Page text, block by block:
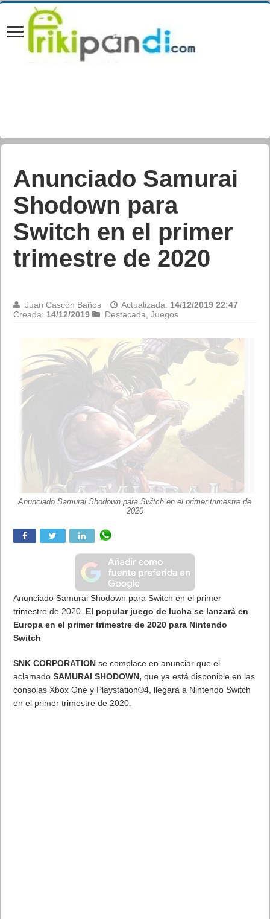
Anunciado Samurai
Shodown para
Switch en el primer
trimestre de 2020
Juan Cascón Baños Actualizada: 14/12/2019 22:47
Creada: 14/12/2019 Destacada ,Juegos
Anunciado Samurai Shodown para Switch en el primer trimestre de
2020
Anunciado Samurai Shodown para Switch en el primer
trimestre de 2020. El popular juego de lucha se lanzará en
Europa en el primer trimestre de 2020 para Nintendo
Switch
SNK CORPORATION se complace en anunciar que el
aclamadoSAMURAI SHODOWN,que ya está disponible en las
consolas Xbox One y Playstation®4, llegará a Nintendo Switch
en el primer trimestre de 2020.